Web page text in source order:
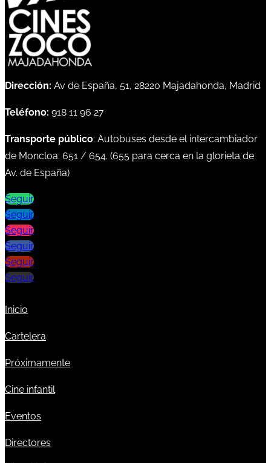
Dirección: Av de España, 51, 28220 Majadahonda, Madrid
Teléfono: 918 11 96 27
Transporte público: Autobuses desde el intercambiador
de Moncloa: 651 / 654. (655 para cerca en la glorieta de
Av. de España)
Seguir
Seguir
Seguir
Seguir
Seguir
Seguir
Inicio
Cartelera
Próximamente
Cine infantil
Eventos
Directores